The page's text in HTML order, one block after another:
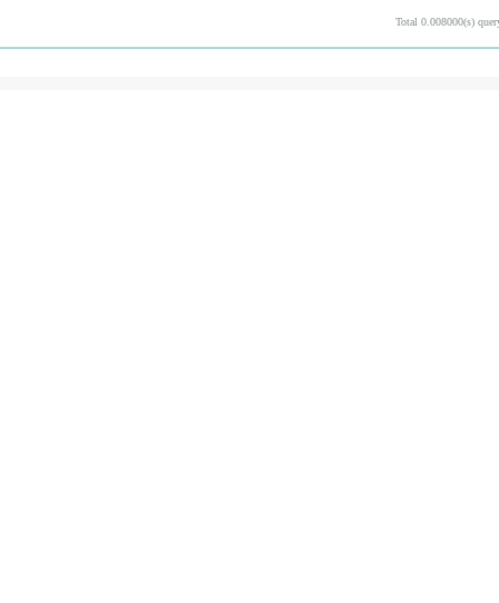
Total 0.008000(s)